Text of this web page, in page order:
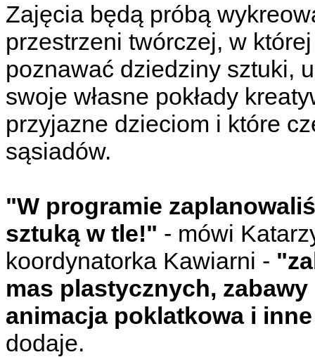
Zajęcia będą próbą
przestrzeni twórczej, w
poznawać dziedziny sztuki,
swoje własne pokłady
przyjazne dzieciom i które
sąsiadów.
"W programie
sztuką w tle!" - mówi
koordynatorka Kawiarni -
mas plastycznych,
animacja poklatkowa i
dodaje.